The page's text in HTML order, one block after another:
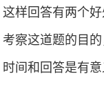
这样回答有两个
考察这道题的目
时间和回答是有